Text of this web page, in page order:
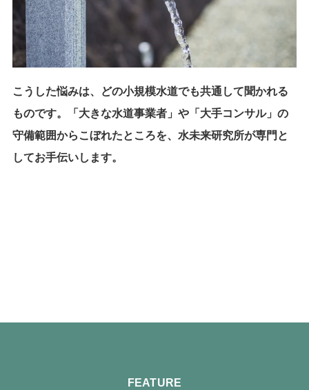
こうした悩みは、どの小規模水道でも共通して聞かれる
ものです。「大きな水道事業者」や「大手コンサル」の
守備範囲からこぼれたところを、水未来研究所が専門と
してお手伝いします。
FEATURE